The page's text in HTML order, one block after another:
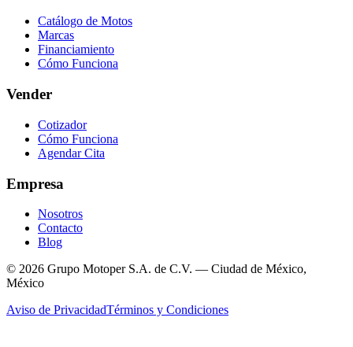
Catálogo de Motos
Marcas
Financiamiento
Cómo Funciona
Vender
Cotizador
Cómo Funciona
Agendar Cita
Empresa
Nosotros
Contacto
Blog
© 2026 Grupo Motoper S.A. de C.V. — Ciudad de México,
México
Aviso de PrivacidadTérminos y Condiciones